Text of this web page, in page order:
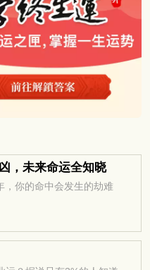
，未来命运全知晓
，你的命中会发生的劫难